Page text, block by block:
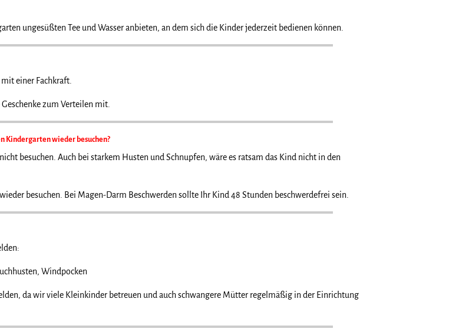
ungesüßten Tee und Wasser anbieten, an dem sich die Kinder jederzeit bedienen können.
einer Fachkraft.
zum Verteilen mit.
Kindergarten wieder besuchen?
besuchen. Auch bei starkem Husten und Schnupfen, wäre es ratsam das Kind nicht in den
besuchen. Bei Magen-Darm Beschwerden sollte Ihr Kind 48 Stunden beschwerdefrei sein.
Windpocken
da wir viele Kleinkinder betreuen und auch schwangere Mütter regelmäßig in der Einrichtung